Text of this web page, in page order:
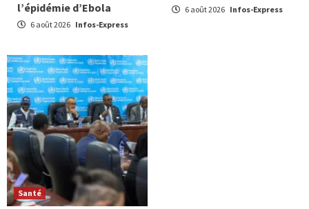
l’épidémie d’Ebola
6 août 2026 Infos-Express
6 août 2026 Infos-Express
Santé